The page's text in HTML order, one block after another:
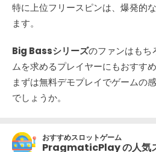
特に上位フリースピンは、爆発的
ます。
Big Bassシリーズのファンはもち
ムを求めるプレイヤーにもおすすめ
まずは無料デモプレイでゲームの
でしょうか。
おすすめスロットゲーム
PragmaticPlay の人気